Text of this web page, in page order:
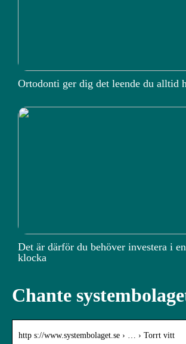
Ortodonti ger dig det leende du alltid
Det är därför du behöver investera i
klocka
Chante
http s://www.systembolaget.se › … › Torrt vitt